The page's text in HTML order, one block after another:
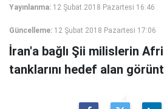
Yayınlanma: 12 Şubat 2018 Pazartesi 16:46
Güncelleme: 12 Şubat 2018 Pazartesi 17:06
İran'a bağlı Şii milislerin
tanklarını hedef alan